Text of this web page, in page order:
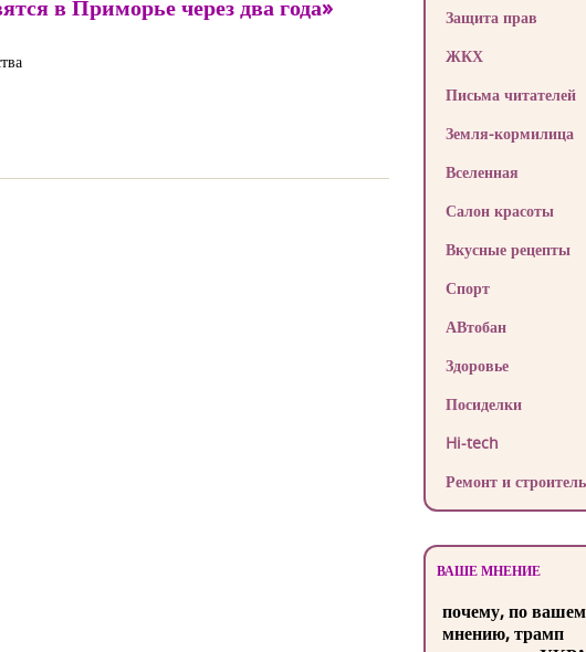
в Приморье через два года»
Защита прав
ЖКХ
Письма читателей
Земля-кормилица
Вселенная
Салон красоты
Вкусные рецепты
Спорт
АВтобан
Здоровье
Посиделки
Hi-tech
Ремонт и
ВАШЕ МНЕНИЕ
почему, по
мнению, трамп